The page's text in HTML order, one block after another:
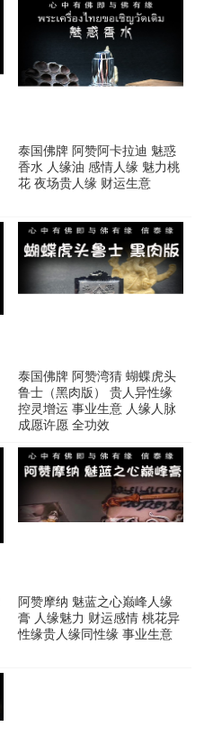
泰国佛牌 阿赞阿卡拉迪 魅惑
香水 人缘油 感情人缘 魅力桃
花 夜场贵人缘 财运生意
泰国佛牌 阿赞湾猜 蝴蝶虎头
鲁士（黑肉版） 贵人异性缘
控灵增运 事业生意 人缘人脉
成愿许愿 全功效
阿赞摩纳 魅蓝之心巅峰人缘
膏 人缘魅力 财运感情 桃花异
性缘贵人缘同性缘 事业生意